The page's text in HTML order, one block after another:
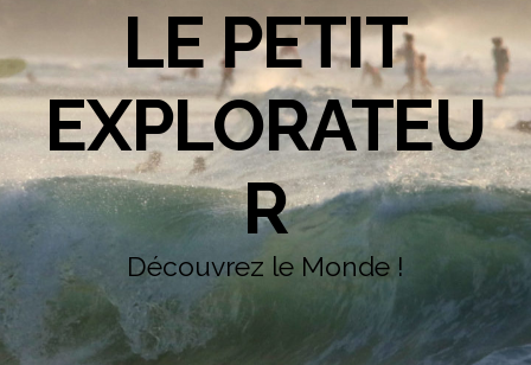
LE PETIT
EXPLORATEU
R
Découvrez le Monde !